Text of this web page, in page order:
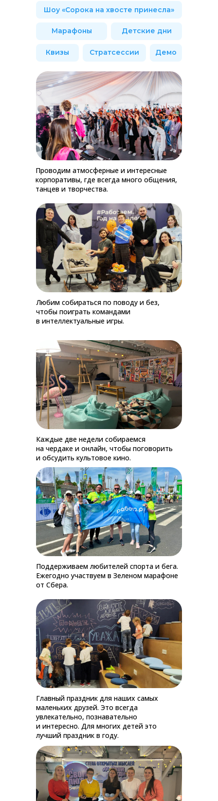
Квизы
Марафоны Детские дни
Шоу «Сорока на хвосте принесла»
Стратсессии Демо
Проводим атмосферные и интересные
корпоративы, где всегда много общения,
танцев и творчества.
Любим собираться по поводу и без,
чтобы поиграть командами
в интеллектуальные игры.
Каждые две недели собираемся
на чердаке и онлайн, чтобы поговорить
и обсудить культовое кино.
Поддерживаем любителей спорта и бега.
Ежегодно участвуем в Зеленом марафоне
от Сбера.
Главный праздник для наших самых
маленьких друзей. Это всегда
увлекательно, познавательно
и интересно. Для многих детей это
лучший праздник в году.